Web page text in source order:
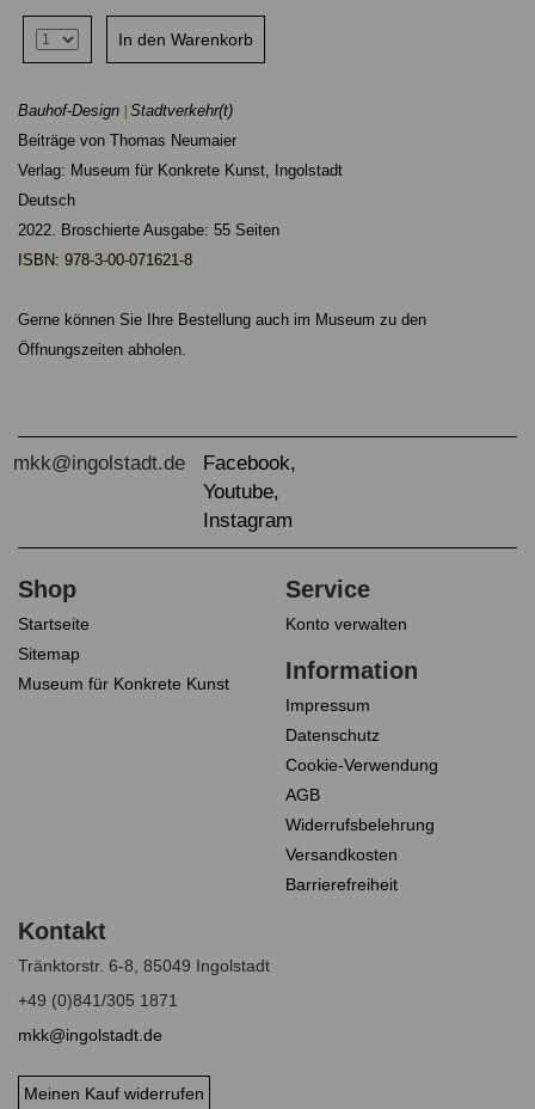
Bauhof-Design | Stadtverkehr(t)
Beiträge von Thomas Neumaier
Verlag: Museum für Konkrete Kunst, Ingolstadt
Deutsch
2022. Broschierte Ausgabe: 55 Seiten
ISBN: 978-3-00-071621-8
Gerne können Sie Ihre Bestellung auch im Museum zu den
Öffnungszeiten abholen.
Startseite
Sitemap
Museum für Konkrete Kunst
Konto verwalten
Impressum
Datenschutz
Cookie-Verwendung
AGB
Widerrufsbelehrung
Versandkosten
Barrierefreiheit
Tränktorstr. 6-8, 85049 Ingolstadt
+49 (0)841/305 1871
mkk@ingolstadt.de
Meinen Kauf widerrufen